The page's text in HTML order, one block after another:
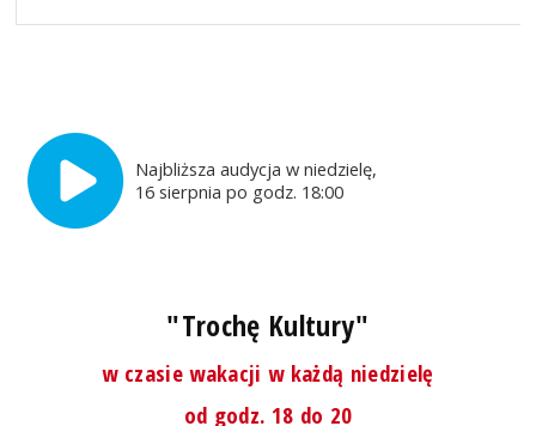
Najbliższa audycja w niedzielę,
16 sierpnia po godz. 18:00
"Trochę Kultury"
w czasie wakacji w każdą niedzielę
od godz. 18 do 20